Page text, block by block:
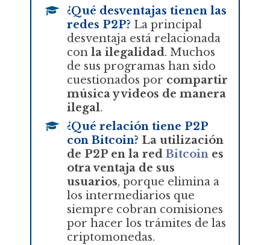
¿Qué desventajas tienen las
redes P2P? La principal
desventaja está relacionada
con la ilegalidad. Muchos
de sus programas han sido
cuestionados por compartir
música y videos de manera
ilegal.
¿Qué relación tiene P2P
con Bitcoin? La utilización
de P2P en la red Bitcoines
otra ventaja de sus
usuarios, porque elimina a
los intermediarios que
siempre cobran comisiones
por hacer los trámites de las
criptomonedas.